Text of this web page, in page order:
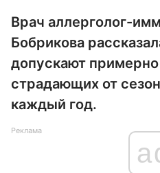
Врач аллерголог-
Бобрикова
допускают
страдающих от
каждый год.
Реклама